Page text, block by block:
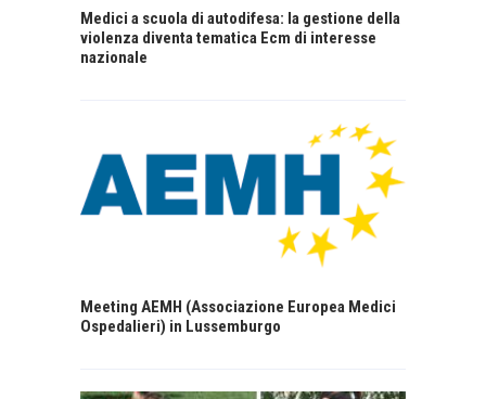
Medici a scuola di autodifesa: la gestione della
violenza diventa tematica Ecm di interesse
nazionale
Meeting AEMH (Associazione Europea Medici
Ospedalieri) in Lussemburgo